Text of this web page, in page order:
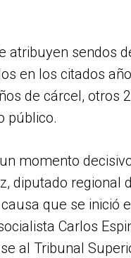
atribuyen sendos
en los citados
de cárcel, otros
público.
momento
diputado regional
que se inició
Carlos
al Tribunal